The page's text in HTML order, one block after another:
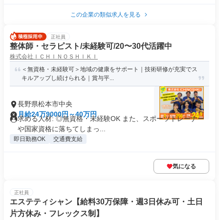
この企業の類似求人を見る
正社員
整体師・セラピスト/未経験可/20〜30代活躍中
株式会社ＩＣＨＩＮＯＳＨＩＫＩ
＜無資格・未経験可＞地域の健康をサポート｜技術研修が充実でス
キルアップし続けられる｜賞与平...
長野県松本市中央
月給24万9000円～40万円
求める人材: ◎無資格・未経験OK また、スポーツトレーナー
や国家資格に落ちてしまっ...
即日勤務OK 交通費支給
気になる
正社員
エステティシャン【給料30万保障・週3日休み可・土日
片方休み・フレックス制】